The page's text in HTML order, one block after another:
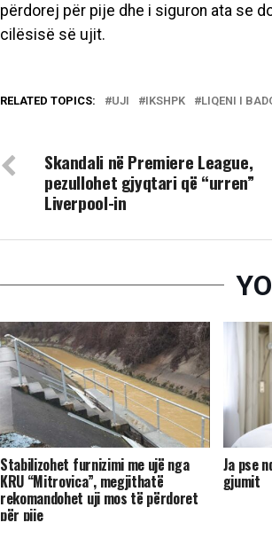
përdorej për pije dhe i siguron ata se
cilësisë së ujit.
RELATED TOPICS: UJI IKSHPK LIQENI I
Skandali në Premiere League,
pezullohet gjyqtari që “urren”
Liverpool-in
Stabilizohet furnizimi me ujë nga
KRU “Mitrovica”, megjithatë
rekomandohet uji mos të përdoret
për pije
Ja pse
gjumit